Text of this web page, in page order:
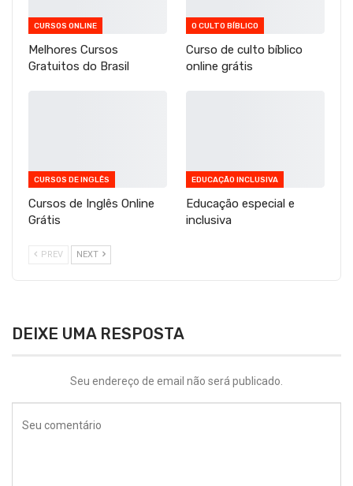
CURSOS ONLINE
Melhores Cursos
Gratuitos do Brasil
O CULTO BÍBLICO
Curso de culto bíblico
online grátis
CURSOS DE INGLÊS
Cursos de Inglês Online
Grátis
EDUCAÇÃO INCLUSIVA
Educação especial e
inclusiva
PREV NEXT
DEIXE UMA RESPOSTA
Seu endereço de email não será publicado.